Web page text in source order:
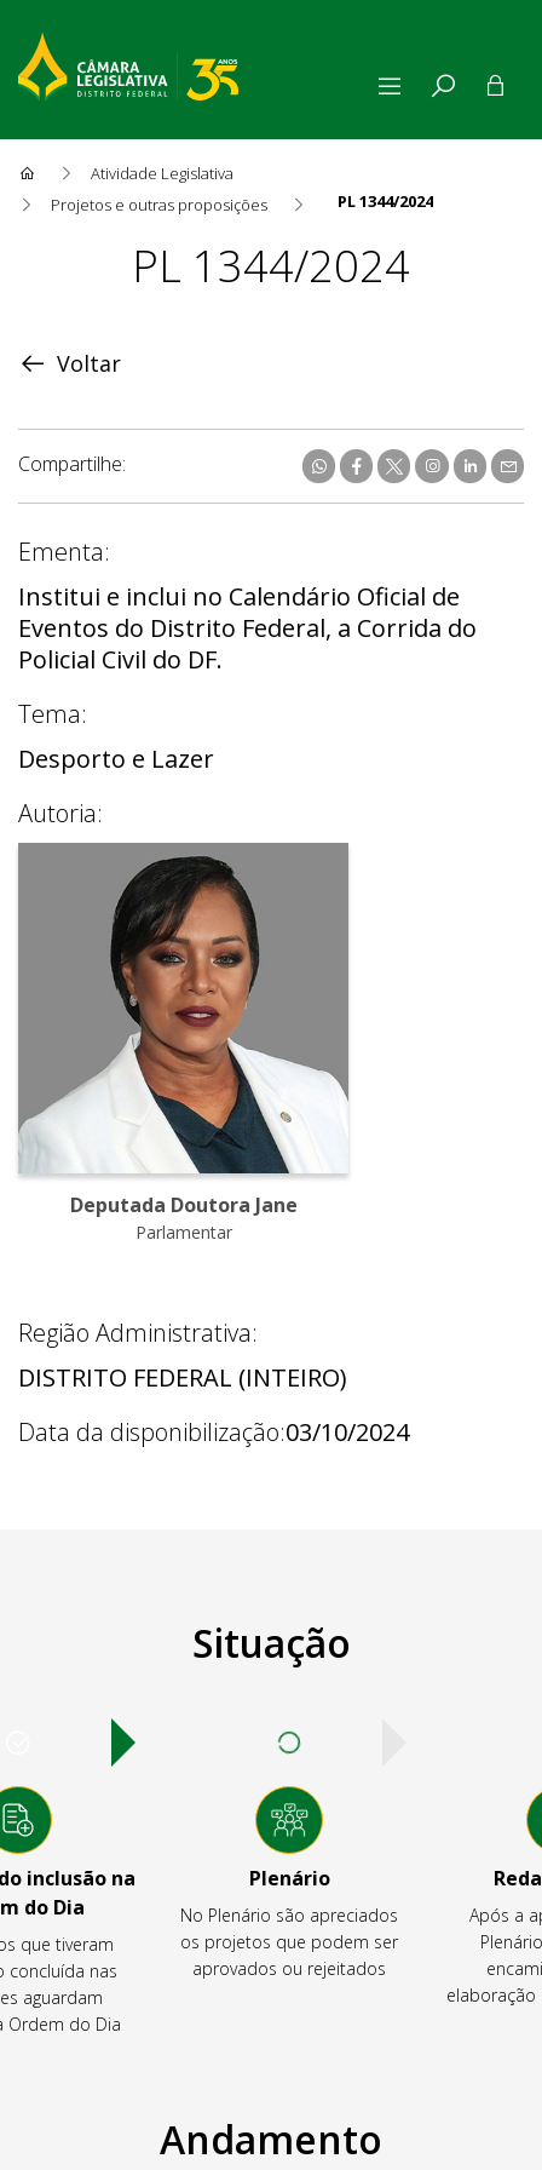
Atividade Legislativa
Projetos e outras proposições
PL 1344/2024
ProposiçãoPL 1344/2024
Voltar
Compartilhe:
Ementa:
Institui e inclui no Calendário Oficial de
Eventos do Distrito Federal, a Corrida do
Policial Civil do DF.
Tema:
Desporto e Lazer
Autoria:
Deputada Doutora Jane
Parlamentar
Região Administrativa:
DISTRITO FEDERAL (INTEIRO)
Data da disponibilização:03/10/2024
Situação
inclusão na
do Dia
que tiveram
concluída nas
aguardam
Ordem do Dia
Plenário
No Plenário são apreciados
os projetos que podem ser
aprovados ou rejeitados
Após a
elaboração
Andamento